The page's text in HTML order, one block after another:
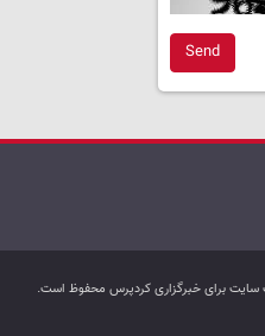
Send
سایت برای خبرگزاری کردپرس محفوظ است.